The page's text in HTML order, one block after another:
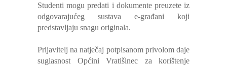
Studenti mogu predati i dokumente preuzete iz
odgovarajućeg sustava e-građani koji
predstavljaju snagu originala.
Prijavitelj na natječaj potpisanom privolom daje
suglasnost Općini Vratišinec za korištenje